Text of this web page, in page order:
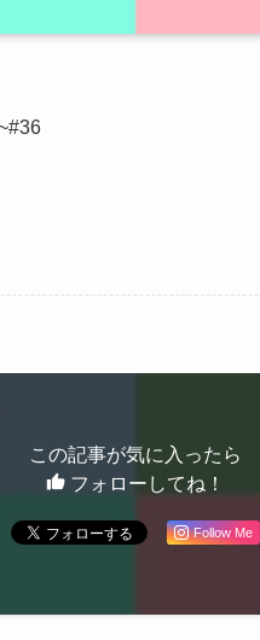
この記事が気に入ったら
フォローしてね！
Follow Me